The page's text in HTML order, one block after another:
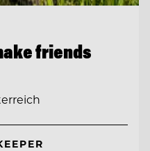
friends
/ BARKEEPER